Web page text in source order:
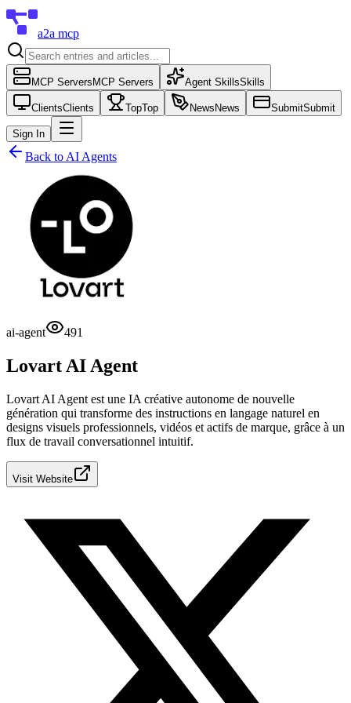
a2a mcp
MCP Servers MCP Servers Agent SkillsSkills
ClientsClients TopTop News News SubmitSubmit
Sign In
Back to AI Agents
ai-agent 491
Lovart AI Agent
Lovart AI Agent est une IA créative autonome de nouvelle
génération qui transforme des instructions en langage naturel en
designs visuels professionnels, vidéos et actifs de marque, grâce à un
flux de travail conversationnel intuitif.
Visit Website